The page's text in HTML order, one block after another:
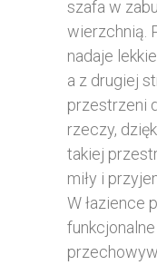
szafa w
wierzchnią.
nadaje
a z drugiej
przestrzeni
rzeczy,
takiej
miły i
W łazience